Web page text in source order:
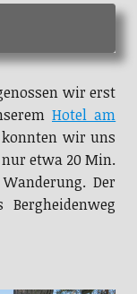
wir erst
Hotel am
wir uns
etwa 20 Min.
Der
Bergheidenweg